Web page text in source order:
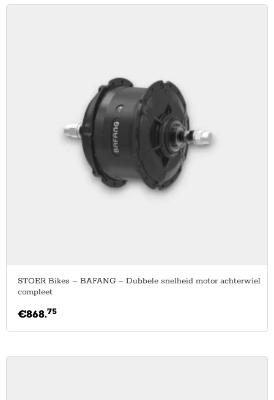
STOER Bikes – BAFANG – Dubbele snelheid motor achterwiel
compleet
€868.75